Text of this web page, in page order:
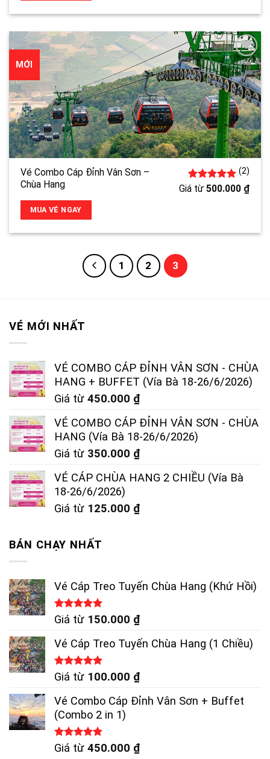
MỚI
Vé Combo Cáp Đỉnh Vân Sơn –
Chùa Hang
5.00trên 5
2
(2)
Giá từ500.000 ₫
MUA VÉ NGAY
1 2 3
VÉ MỚI NHẤT
VÉ COMBO CÁP ĐỈNH VÂN SƠN - CHÙA
HANG + BUFFET (Vía Bà 18-26/6/2026)
Giá từ 450.000 ₫
VÉ COMBO CÁP ĐỈNH VÂN SƠN - CHÙA
HANG (Vía Bà 18-26/6/2026)
Giá từ 350.000 ₫
VÉ CÁP CHÙA HANG 2 CHIỀU (Vía Bà
18-26/6/2026)
Giá từ 125.000 ₫
BÁN CHẠY NHẤT
Vé Cáp Treo Tuyến Chùa Hang (Khứ Hồi)
Được xếp
5 sao
Giá từ 150.000 ₫
Vé Cáp Treo Tuyến Chùa Hang (1 Chiều)
Được xếp
5 sao
Giá từ 100.000 ₫
Vé Combo Cáp Đỉnh Vân Sơn + Buffet
(Combo 2 in 1)
Được xếp
Giá từ 450.000 ₫